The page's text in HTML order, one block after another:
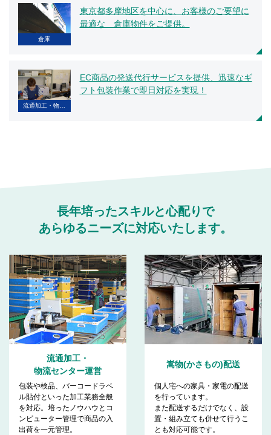
倉庫
東京都多摩地区を中心に、お客様のご要望に
最適な 倉庫物件をご提供。
流通加工・物…
EC商品の発送代行サービスを提供、迅速なギ
フト包装作業で即日対応を実現！
長年培ったスキルと心配りで
あらゆるニーズに対応いたします。
流通加工・
物流センター運営
包装や検品、バーコードラベ
ル貼付といった加工業務全般
を対応。培ったノウハウとコ
ンピューター管理で商品の入
出荷を一元管理。
嵩物(かさもの)配送
個人宅への家具・家電の配送
を行っています。
また配送するだけでなく、設
置・組み立ても併せて行うこ
とも対応可能です。